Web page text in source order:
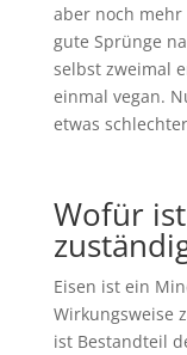
aber noch mehr
gute Sprünge
selbst zweimal
einmal vegan.
etwas
Wofür
Eisen ist ein
Wirkungsweise
ist Bestandteil